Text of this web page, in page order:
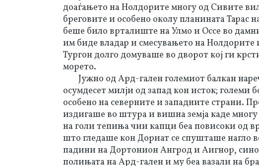
доаѓањето на Нолдорите многу од Сивите
бреговите и особено околу планината Тарас
беше било врталиште на Улмо и Оссе во
им биде владар и смесувањето на
Тургон долго домуваше во дворот кој ги
морето.
Јужно од Ард-гален големиот балкан
осумдесет милји од запад кон исток;
особено на северните и западните страни.
издигаше во штура и вишна земја каде
на голи тепиња чии капци беа повисоки од
што гледаше кон Дориат се спушташе нагло
падини на Дортонион Ангрод и Аигнор,
полињата на Ард-гален и му беа вазали на